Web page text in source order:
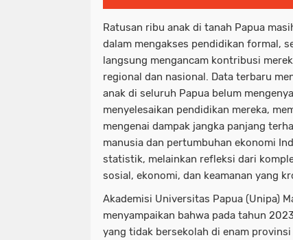
Ratusan ribu anak di tanah Papua
dalam mengakses pendidikan formal,
langsung mengancam kontribusi
regional dan nasional. Data terbaru
anak di seluruh Papua belum
menyelesaikan pendidikan mereka,
mengenai dampak jangka panjang
manusia dan pertumbuhan ekonomi
statistik, melainkan refleksi dari
sosial, ekonomi, dan keamanan yang
Akademisi Universitas Papua (Unipa)
menyampaikan bahwa pada tahun
yang tidak bersekolah di enam